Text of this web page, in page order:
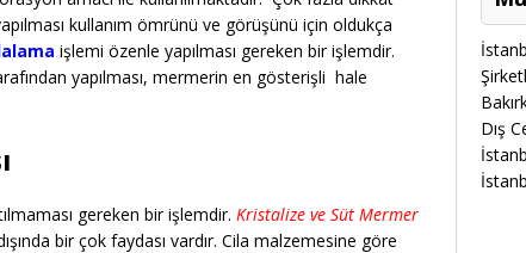
kullanım ömrünü ve görüşünü için oldukça
işlemi özenle yapılması gereken bir işlemdir.
yapılması, mermerin en gösterişli hale
gereken bir işlemdir. Kristalize ve Süt Mermer
bir çok faydası vardır. Cila malzemesine göre
Dış